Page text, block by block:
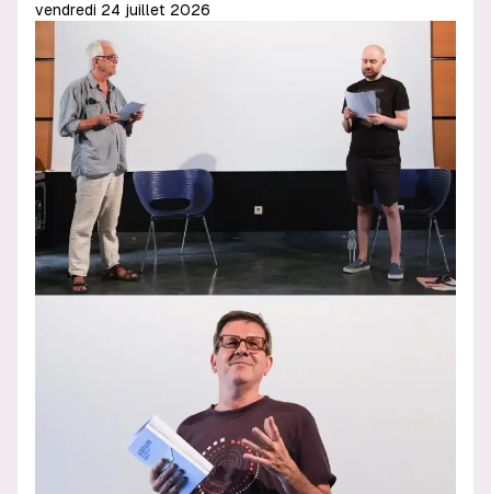
vendredi 24 juillet 2026